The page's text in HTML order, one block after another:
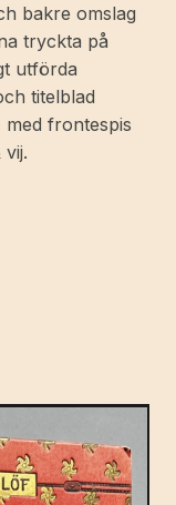
bakre omslag
tryckta på
utförda
titelblad
med frontespis